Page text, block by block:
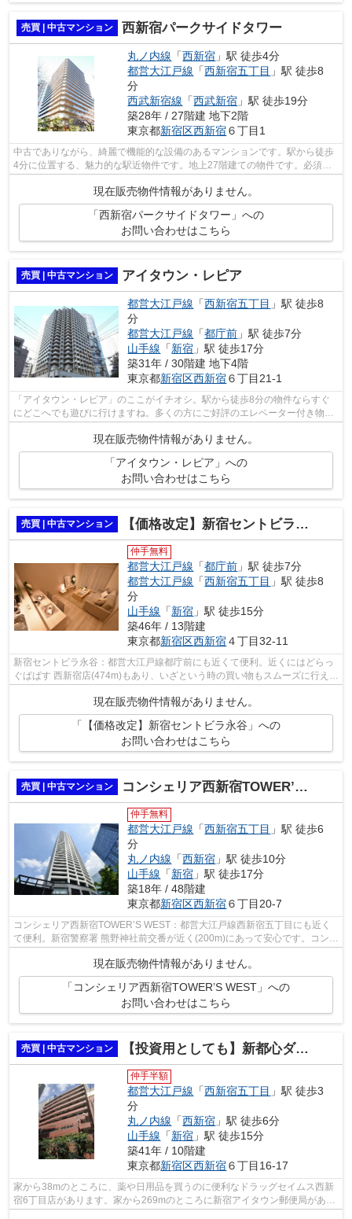
売買 | 中古マンション 西新宿パークサイドタワー
丸ノ内線 「西新宿 」駅 徒歩4分
都営大江戸線 「西新宿五丁目 」駅 徒歩8
分
西武新宿線 「西武新宿 」駅 徒歩19分
築28年 / 27階建 地下2階
東京都新宿区西新宿６丁目1
中古でありながら、綺麗で機能的な設備のあるマンションです。駅から徒歩
4分に位置する、魅力的な駅近物件です。地上27階建ての物件です。必須条
件として挙げる方が多い、エレベーター...
現在販売物件情報がありません。
「西新宿パークサイドタワー」への
お問い合わせはこちら
売買 | 中古マンション アイタウン・レピア
都営大江戸線 「西新宿五丁目 」駅 徒歩8
分
都営大江戸線 「都庁前 」駅 徒歩7分
山手線 「新宿 」駅 徒歩17分
築31年 / 30階建 地下4階
東京都新宿区西新宿６丁目21-1
「アイタウン・レピア」のここがイチオシ。駅から徒歩8分の物件ならすぐ
にどこへでも遊びに行けますね。多くの方にご好評のエレベーター付き物件
現在販売物件情報がありません。
「アイタウン・レピア」への
お問い合わせはこちら
売買 | 中古マンション 【価格改定】新宿セントビラ永谷
仲手無料
都営大江戸線 「都庁前 」駅 徒歩7分
都営大江戸線 「西新宿五丁目 」駅 徒歩8
分
山手線 「新宿 」駅 徒歩15分
築46年 / 13階建
東京都新宿区西新宿４丁目32-11
新宿セントビラ永谷：都営大江戸線都庁前にも近くて便利。近くにはどらっ
ぐぱぱす 西新宿店(474m)もあり、いざという時の買い物もスムーズに行えま
現在販売物件情報がありません。
「【価格改定】新宿セントビラ永谷」への
お問い合わせはこちら
売買 | 中古マンション コンシェリア西新宿TOWER’S WEST
仲手無料
都営大江戸線 「西新宿五丁目 」駅 徒歩6
分
丸ノ内線 「西新宿 」駅 徒歩10分
山手線 「新宿 」駅 徒歩17分
築18年 / 48階建
東京都新宿区西新宿６丁目20-7
コンシェリア西新宿TOWER’S WEST：都営大江戸線西新宿五丁目にも近く
て便利。新宿警察署 熊野神社前交番が近く(200m)にあって安心です。コンビ
ニ(ファミリーマート 新宿十二社店)も近...
現在販売物件情報がありません。
「コンシェリア西新宿TOWER’S WEST」への
お問い合わせはこちら
売買 | 中古マンション 【投資用としても】新都心ダイヤモンドマンション
仲手半額
都営大江戸線 「西新宿五丁目 」駅 徒歩3
分
丸ノ内線 「西新宿 」駅 徒歩6分
山手線 「新宿 」駅 徒歩15分
築41年 / 10階建
東京都新宿区西新宿６丁目16-17
家から38mのところに、薬や日用品を買うのに便利なドラッグセイムス西新
宿6丁目店があります。家から269mのところに新宿アイタウン郵便局があり